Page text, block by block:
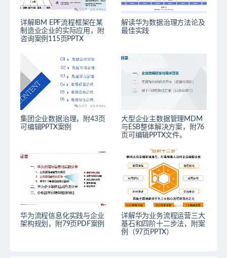
详解IBM EPF流程框架在某
制造业企业的实际应用，附
咨询案例115页PPTX
解读华为数据治理方法论及
最佳实践
集团企业数据治理，附43页
可编辑PPTX案例
大型企业主数据管理MDM
与ESB整体解决方案，附76
页可编辑PPTX文件。
华为流程信息化实践与企业
架构规划，附79页PDF案例
详解华为业务流程运营三大
基石和四阶十二步法，附案
例（97页PPTX）